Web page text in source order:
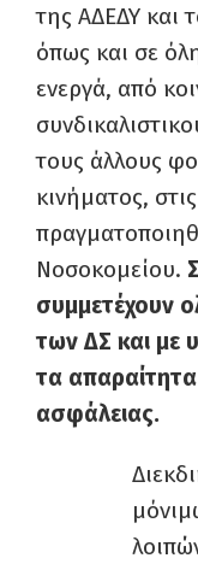
της ΑΔΕΔΥ και
όπως και σε
ενεργά, από
τους άλλους
κινήματος,
Νοσοκομείου.
συμμετέχουν
των ΔΣ και με
τα
ασφάλειας.